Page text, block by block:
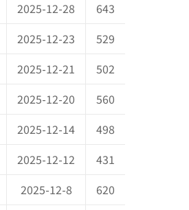
2025-12-28
643
2025-12-23
529
2025-12-21
502
2025-12-20
560
2025-12-14
498
2025-12-12
431
2025-12-8
620